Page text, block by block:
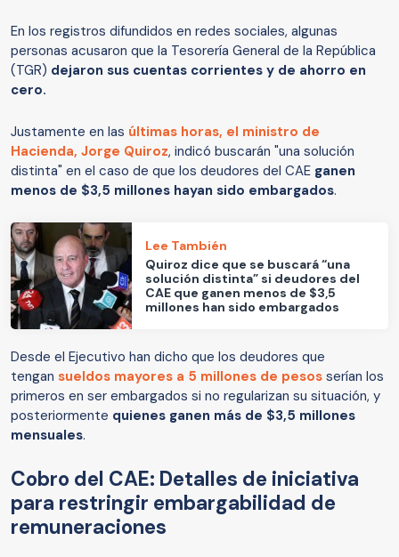
En los registros difundidos en redes sociales, algunas
personas acusaron que la Tesorería General de la República
(TGR) dejaron sus cuentas corrientes y de ahorro en
cero.
Justamente en las últimas horas, el ministro de
Hacienda, Jorge Quiroz, indicó buscarán "una solución
distinta" en el caso de que los deudores del CAE ganen
menos de $3,5 millones hayan sido embargados.
Lee También
Quiroz dice que se buscará “una
solución distinta” si deudores del
CAE que ganen menos de $3,5
millones han sido embargados
Desde el Ejecutivo han dicho que los deudores que
tengan sueldos mayores a 5 millones de pesos serían los
primeros en ser embargados si no regularizan su situación, y
posteriormente quienes ganen más de $3,5 millones
mensuales.
Cobro del CAE: Detalles de iniciativa
para restringir embargabilidad de
remuneraciones